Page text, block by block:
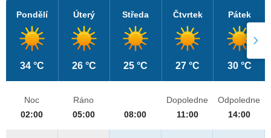
Pondělí
34 °C
Úterý
26 °C
Středa
25 °C
Čtvrtek
27 °C
Pátek
30 °C
Noc
02:00
Ráno
05:00
08:00
Dopoledne
11:00
Odpoledne
14:00